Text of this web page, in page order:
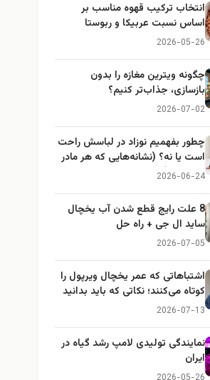
انتخاب ترکیب قهوه مناسب بر
اساس نسبت عربیکا و ربوستا
2026-05-26
چگونه ویترین مغازه را بدون
بازسازی، جذاب‌تر کنیم؟
2026-07-02
چطور بفهمیم نوزاد در لباسش راحت
است یا نه؟ (نشانه‌هایی که هر مادر
باید بداند)
2026-06-24
8 علت رایج قطع شدن آب یخچال
ساید ال جی + راه حل
2026-07-05
اشتباهاتی که عمر یخچال ویرپول را
کوتاه می‌کنند؛ نکاتی که باید بدانید
2026-07-13
نمایندگی تولیدی لامپ رشد گیاه در
ایران